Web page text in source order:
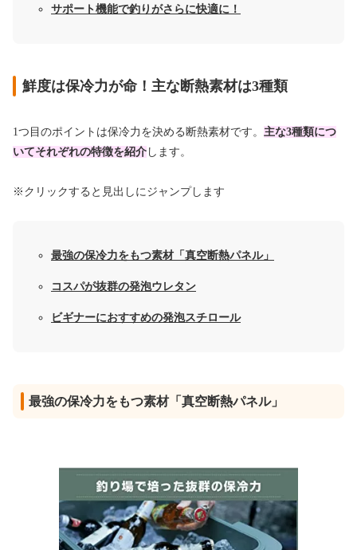
サポート機能で釣りがさらに快適に！
鮮度は保冷力が命！主な断熱素材は3種類
1つ目のポイントは保冷力を決める断熱素材です。 主な3種類につ
いてそれぞれの特徴を紹介 します。
※クリックすると見出しにジャンプします
最強の保冷力をもつ素材「真空断熱パネル」
コスパが抜群の発泡ウレタン
ビギナーにおすすめの発泡スチロール
最強の保冷力をもつ素材「真空断熱パネル」